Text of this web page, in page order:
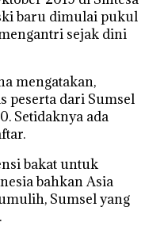
baru dimulai pukul
sejak dini
mengatakan,
peserta dari Sumsel
Setidaknya ada
bakat untuk
bahkan Asia
Sumsel yang